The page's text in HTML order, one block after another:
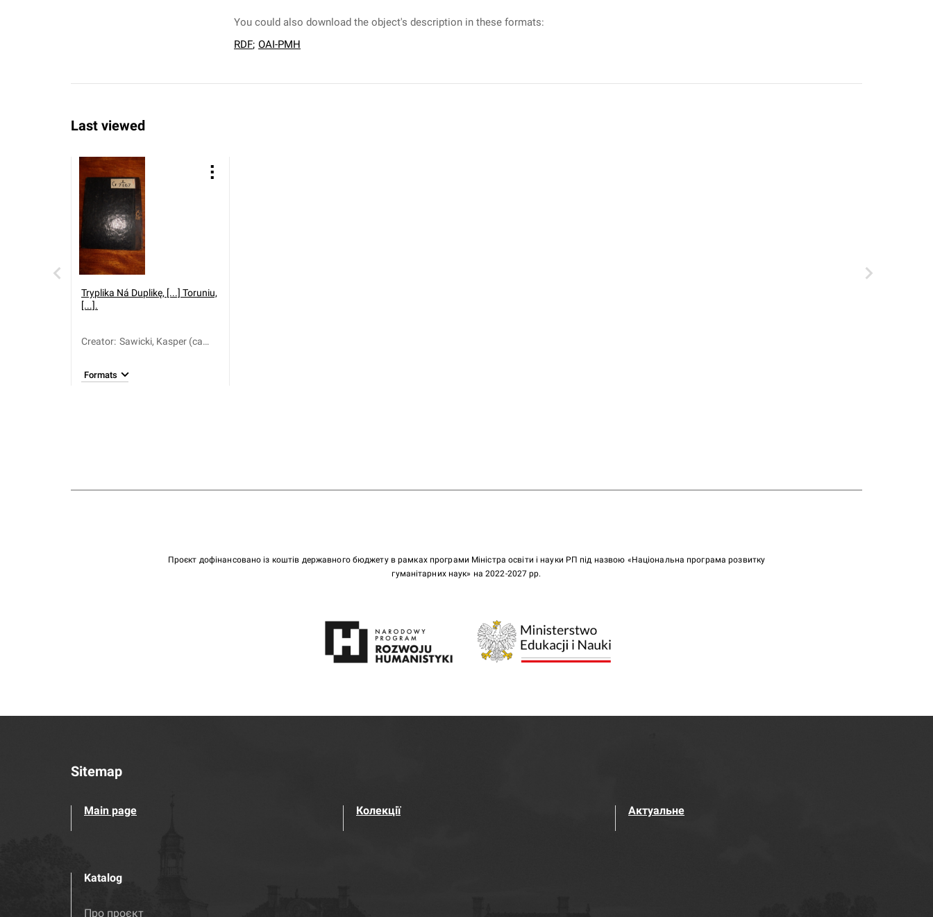
You could also download the object's description in these formats:
RDF; OAI-PMH
Last viewed
Tryplika Ná Duplikę, [...] Toruniu,
[...].
Creator: Sawicki, Kasper (ca
Formats
Проєкт дофінансовано із коштів державного бюджету в рамках програми Міністра освіти і науки РП під назвою «Національна програма розвитку
гуманітарних наук» на 2022-2027 рр.
Sitemap
Main page Колекції Актуальне
Katalog
Про проєкт